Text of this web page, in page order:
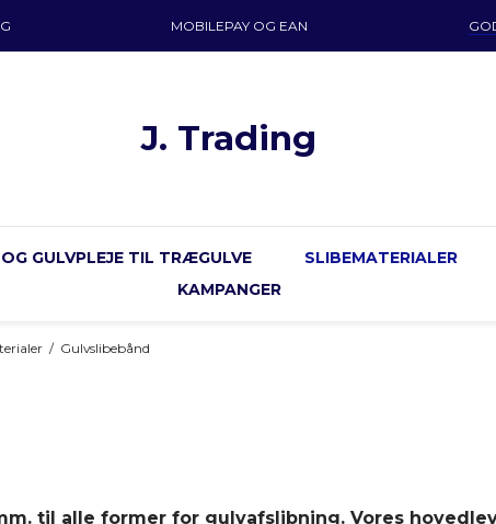
MOBILEPAY OG EAN
J. Trading
GULVPLEJE TIL TRÆGULVE SLIBEMATERIALER
KAMPANGER
/ Gulvslibebånd
til alle former for gulvafslibning. Vores